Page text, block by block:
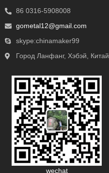
86 0316-5908008
gometal12@gmail.com
skype:chinamaker99
Город Ланфанг, Хэбэй, Китай
wechat